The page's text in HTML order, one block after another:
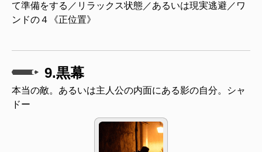
て準備をする／リラックス状態／あるいは現実逃避／ワ
ンドの４《正位置》
9.黒幕
本当の敵。あるいは主人公の内面にある影の自分。シャ
ドー